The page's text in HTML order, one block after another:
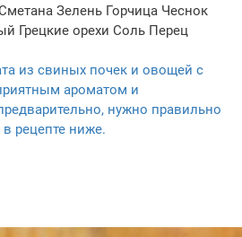
Зелень Горчица Чеснок
Грецкие орехи Соль Перец
из свиных почек и овощей с
ароматом и
нужно правильно
в рецепте ниже.